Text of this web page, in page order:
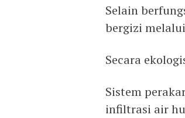
Selain
bergizi
Secara
Sistem
infiltrasi air